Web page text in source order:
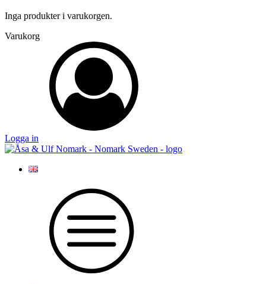
Inga produkter i varukorgen.
Varukorg
Logga in